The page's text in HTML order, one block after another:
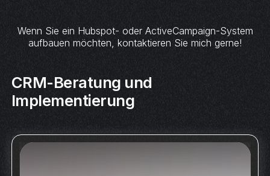
Wenn Sie ein Hubspot- oder ActiveCampaign-System
aufbauen möchten, kontaktieren Sie mich gerne!
CRM-Beratung und
Implementierung